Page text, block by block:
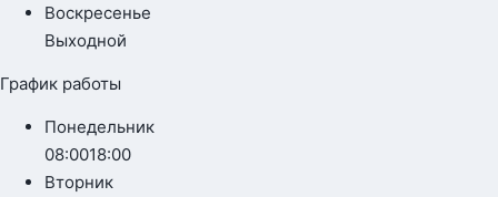
Воскресенье
Выходной
График работы
Понедельник
08:0018:00
Вторник